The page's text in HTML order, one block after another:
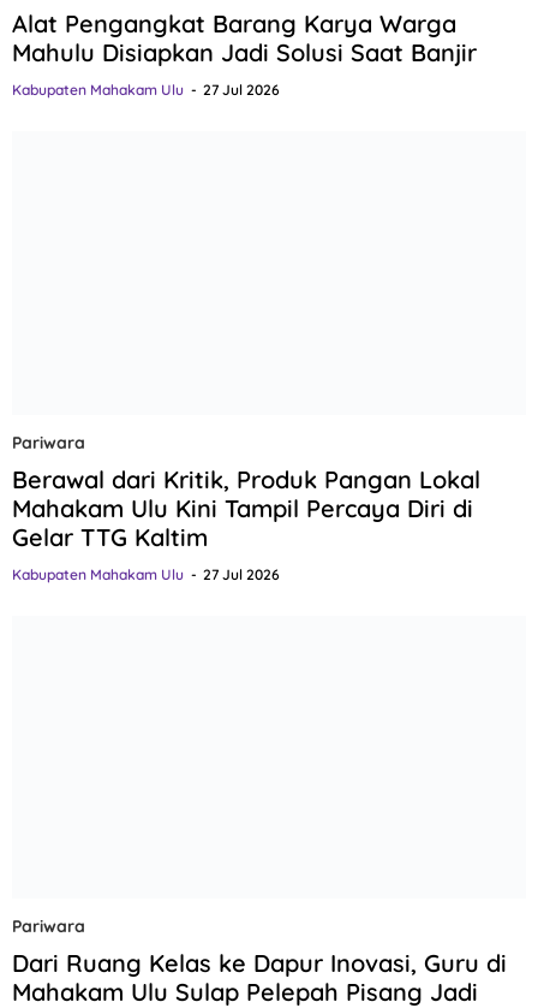
Alat Pengangkat Barang Karya Warga
Mahulu Disiapkan Jadi Solusi Saat Banjir
Kabupaten Mahakam Ulu 27 Jul 2026
Pariwara
Berawal dari Kritik, Produk Pangan Lokal
Mahakam Ulu Kini Tampil Percaya Diri di
Gelar TTG Kaltim
Kabupaten Mahakam Ulu 27 Jul 2026
Pariwara
Dari Ruang Kelas ke Dapur Inovasi, Guru di
Mahakam Ulu Sulap Pelepah Pisang Jadi